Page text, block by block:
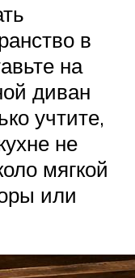
в
на
диван
учтите,
не
мягкой
или